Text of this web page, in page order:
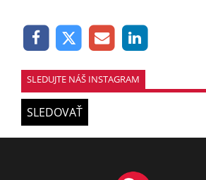
SLEDUJTE NÁŠ INSTAGRAM
SLEDOVAŤ